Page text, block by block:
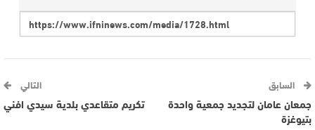
السابق
جمعان عامان لتجديد جمعية واحدة
بتيوغزة
التالي
تكريم متقاعدي بلدية سيدي افني